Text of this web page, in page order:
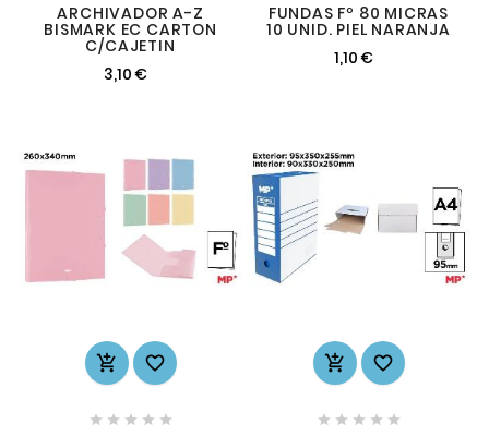
ARCHIVADOR A-Z
BISMARK EC CARTON
C/CAJETIN
3,10 €
FUNDAS Fº 80 MICRAS
10 UNID. PIEL NARANJA
1,10 €
 
    
 
    